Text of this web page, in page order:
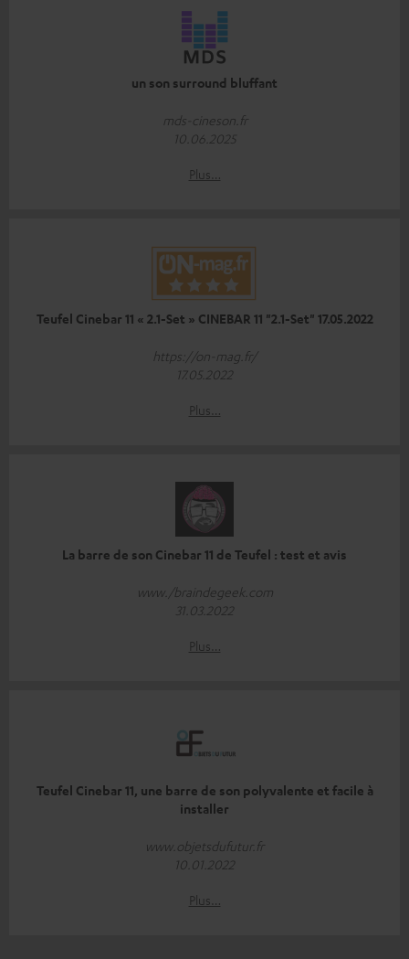
un son surround bluffant
mds-cineson.fr
10.06.2025
Plus…
Teufel Cinebar 11 « 2.1-Set » CINEBAR 11 "2.1-Set" 17.05.2022
https://on-mag.fr/
17.05.2022
Plus…
La barre de son Cinebar 11 de Teufel : test et avis
www./braindegeek.com
31.03.2022
Plus…
Teufel Cinebar 11, une barre de son polyvalente et facile à
installer
www.objetsdufutur.fr
10.01.2022
Plus…